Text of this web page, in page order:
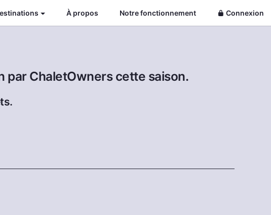
À propos Notre fonctionnement Connexion
par ChaletOwners cette saison.